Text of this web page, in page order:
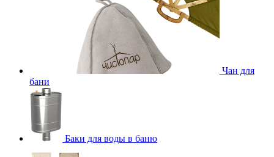
Чан для
бани
Баки для воды в баню